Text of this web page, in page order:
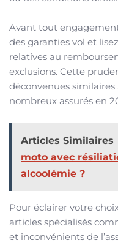
Avant tout
des garanties vol et
relatives au
exclusions. Cette
déconvenues
nombreux assurés en
Articles Similaires
moto avec
alcoolémie ?
Pour éclairer votre
articles spécialisés
et inconvénients de